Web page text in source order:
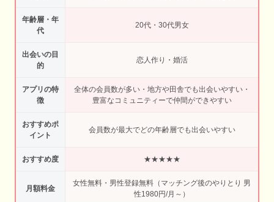
年齢層・年
代
20代・30代男女
出会いの目
的
恋人作り・婚活
アプリの特
徴
全体の会員数が多い・地方や田舎でも出会いやすい・
豊富なコミュニティーで仲間ができやすい
おすすめポ
イント
会員数が最大でどの年齢層でも出会いやすい
おすすめ度 ★★★★★
月額料金
女性無料・男性登録無料（マッチング後のやりとり 男
性1980円/月～）